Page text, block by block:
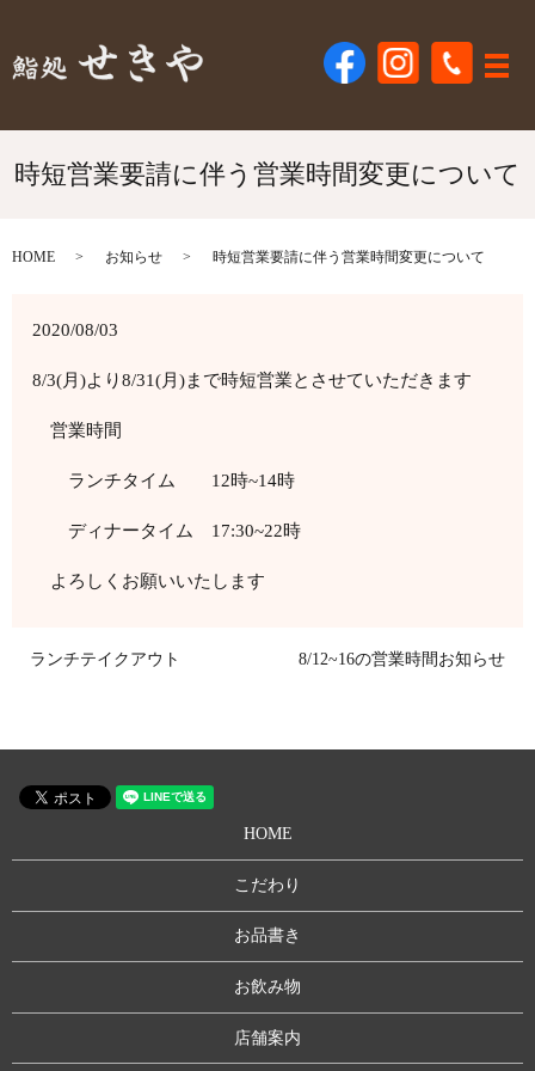
メ
時短営業要請に伴う営業時間変更について
HOME お知らせ 時短営業要請に伴う営業時間変更について
2020/08/03
8/3(月)より8/31(月)まで時短営業とさせていただきます
営業時間
ランチタイム 12時~14時
ディナータイム 17:30~22時
よろしくお願いいたします
ランチテイクアウト 8/12~16の営業時間お知らせ
HOME
こだわり
お品書き
お飲み物
店舗案内